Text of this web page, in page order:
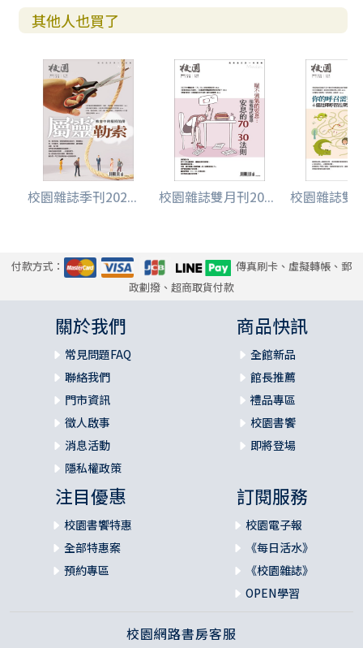
其他人也買了
校園雜誌季刊202... 校園雜誌雙月刊20... 校園雜誌雙
付款方式：
傳真刷卡、虛擬轉帳、郵
政劃撥、超商取貨付款
關於我們
常見問題FAQ
聯絡我們
門市資訊
徵人啟事
消息活動
隱私權政策
商品快訊
全館新品
館長推薦
禮品專區
校園書饗
即將登場
注目優惠
校園書饗特惠
全部特惠案
預約專區
訂閱服務
校園電子報
《每日活水》
《校園雜誌》
OPEN學習
校園網路書房客服